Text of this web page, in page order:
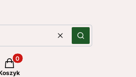
WyczyśćSzukaj
Produkty w koszyku: 0. Zobacz